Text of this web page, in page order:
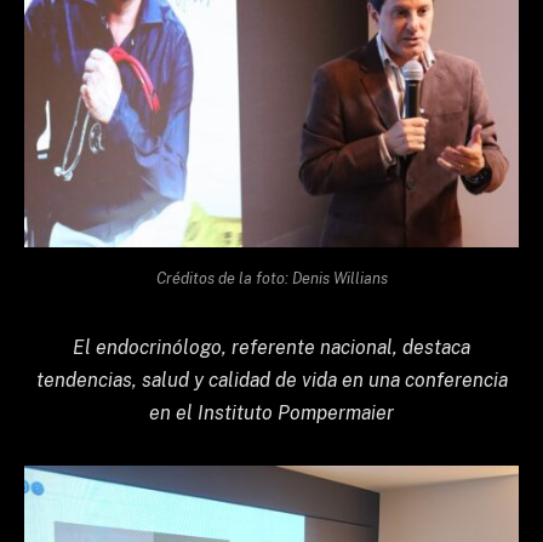
Créditos de la foto: Denis Willians
El endocrinólogo, referente nacional, destaca
tendencias, salud y calidad de vida en una conferencia
en el Instituto Pompermaier